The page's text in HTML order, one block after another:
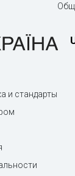
и стандарты